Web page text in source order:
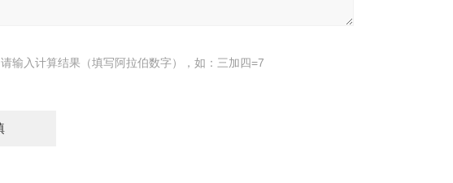
请输入计算结果（填写阿拉伯数字），如：三加四=7